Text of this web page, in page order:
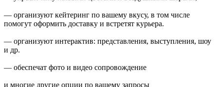
— организуют кейтеринг по вашему вкусу, в том числе
помогут оформить доставку и встретят курьера.
— организуют интерактив: представления, выступления, шоу
и др.
— обеспечат фото и видео сопровождение
и многие другие опции по вашему запросы